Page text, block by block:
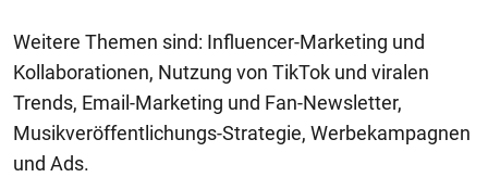
Weitere Themen sind: Influencer-Marketing und
Kollaborationen, Nutzung von TikTok und viralen
Trends, Email-Marketing und Fan-Newsletter,
Musikveröffentlichungs-Strategie, Werbekampagnen
und Ads.